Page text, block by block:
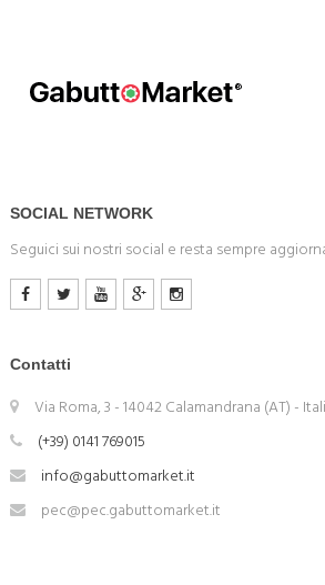
SOCIAL NETWORK
Seguici sui nostri social e resta sempre
Contatti
Via Roma, 3 - 14042 Calamandrana (AT) -
(+39) 0141 769015
info@gabuttomarket.it
pec@pec.gabuttomarket.it